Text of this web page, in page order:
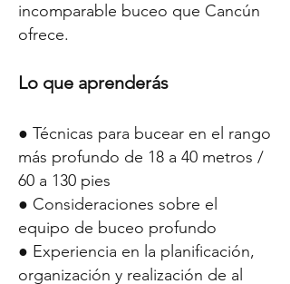
incomparable buceo que Cancún
ofrece.
Lo que aprenderás
● Técnicas para bucear en el rango
más profundo de 18 a 40 metros /
60 a 130 pies
● Consideraciones sobre el
equipo de buceo profundo
● Experiencia en la planificación,
organización y realización de al